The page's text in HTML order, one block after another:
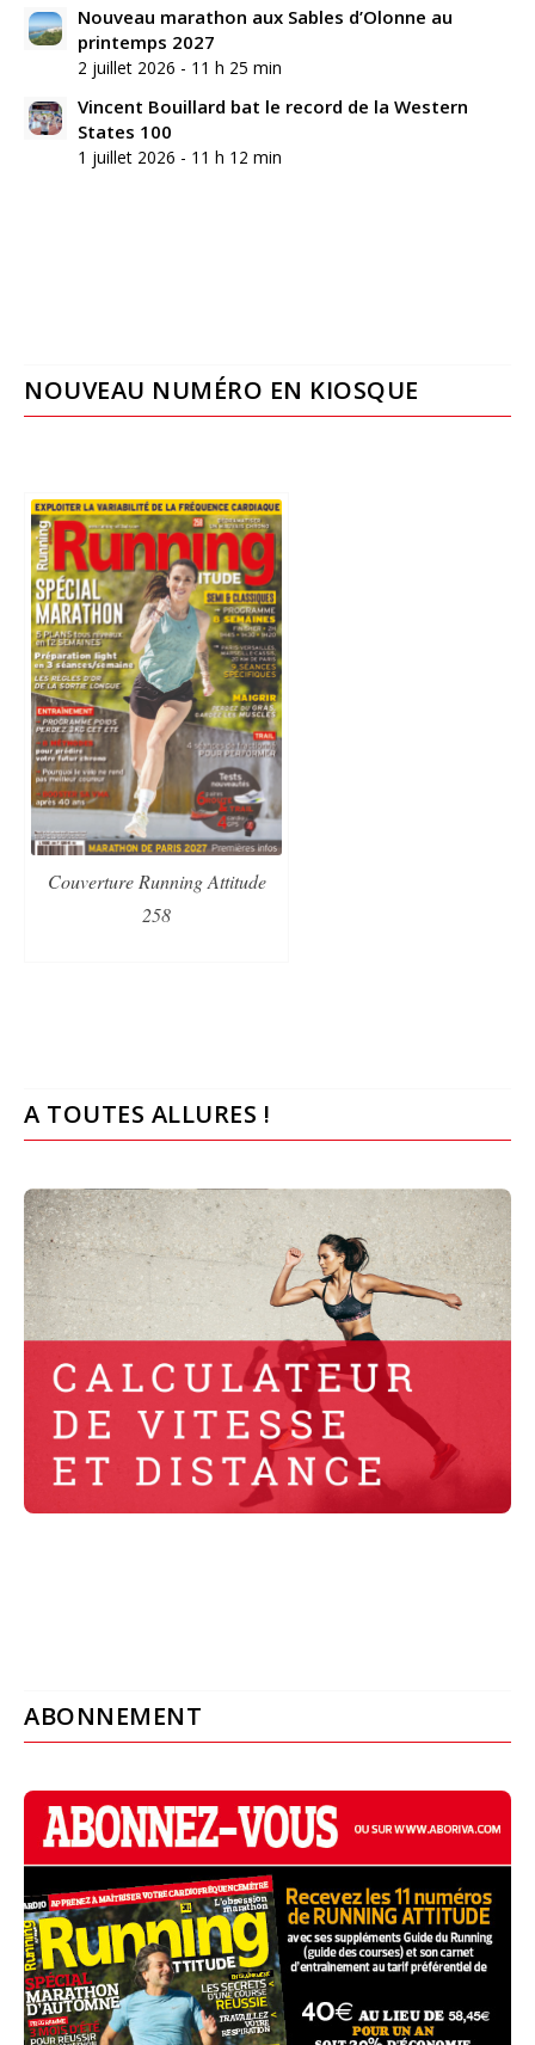
Nouveau marathon aux Sables d’Olonne au
printemps 2027
2 juillet 2026 - 11 h 25 min
Vincent Bouillard bat le record de la Western
States 100
1 juillet 2026 - 11 h 12 min
NOUVEAU NUMÉRO EN KIOSQUE
Couverture Running Attitude
258
A TOUTES ALLURES !
ABONNEMENT